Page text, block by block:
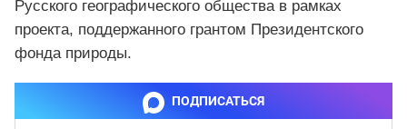
Русского географического общества в рамках
проекта, поддержанного грантом Президентского
фонда природы.
ПОДПИСАТЬСЯ